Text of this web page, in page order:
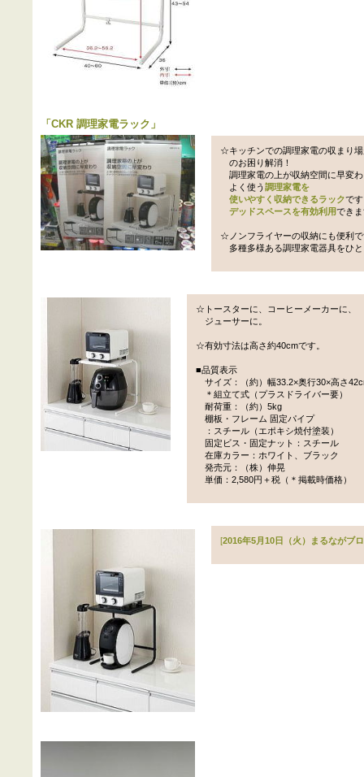
「 CKR 調理家電ラック 」
☆キッチンでの調理家電の収まり
のお困り解消！
調理家電の上が収納空間に早変
よく使う調理家電を
使いやすく収納できるラックで
デッドスペースを有効利用でき
☆ノンフライヤーの収納にも便利
多種多様ある調理家電器具をひ
☆トースターに、コーヒーメーカーに、
ジューサーに。
☆有効寸法は高さ約40cmです。
■品質表示
サイズ：（約）幅33.2×奥行30×高さ
＊組立て式（プラスドライバー要）
耐荷重：（約）5kg
棚板・フレーム 固定パイプ
：スチール（エポキシ焼付塗装）
固定ビス・固定ナット：スチール
在庫カラー：ホワイト、ブラック
発売元：（株）伸晃
単価：2,580円＋税（＊掲載時価格）
[2016年5月10日（火）まるながブ